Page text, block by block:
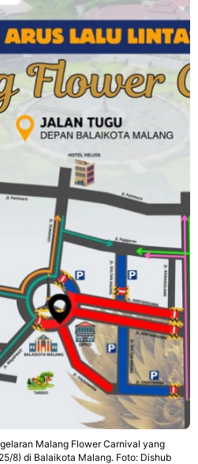
Malang Flower Carnival yang
8) di Balaikota Malang. Foto: Dishub